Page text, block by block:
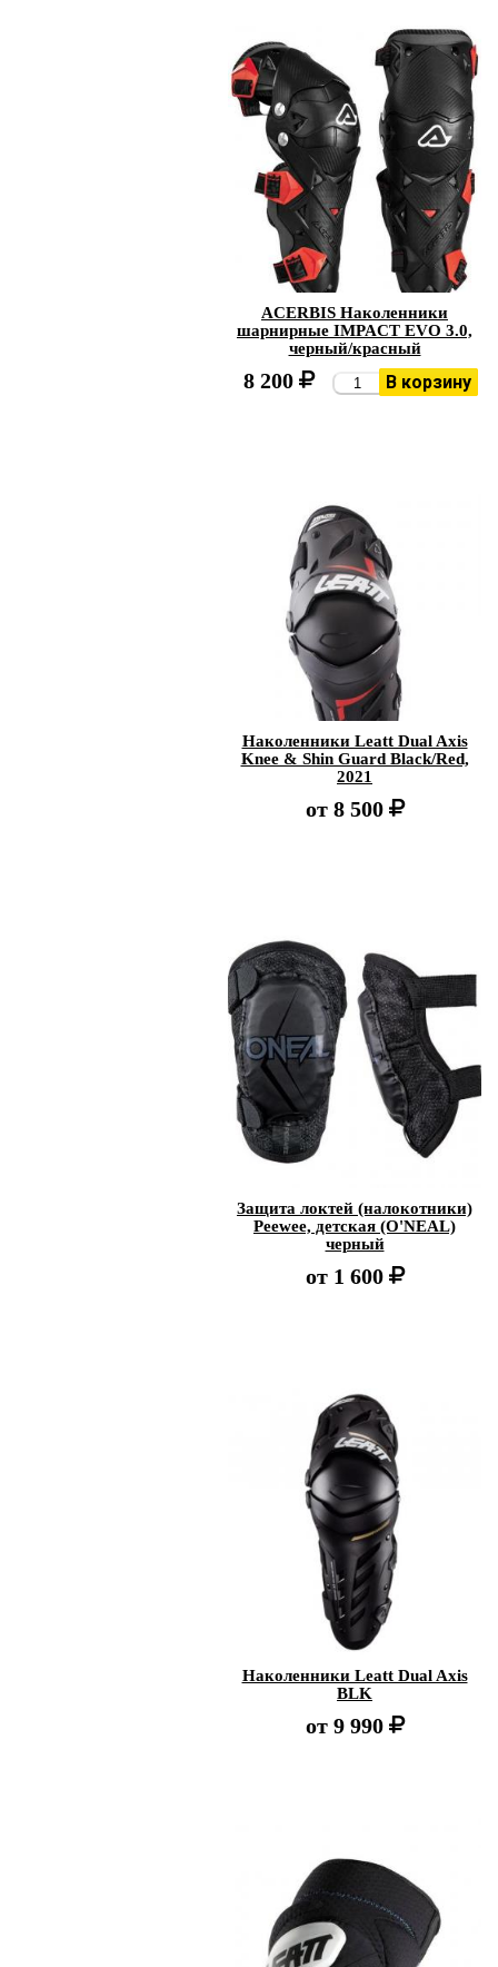
ACERBIS Наколенники
шарнирные IMPACT EVO 3.0,
черный/красный
8 200 В корзину
Наколенники Leatt Dual Axis
Knee & Shin Guard Black/Red,
2021
от 8 500
Защита локтей (налокотники)
Peewee, детская (O'NEAL)
черный
от 1 600
Наколенники Leatt Dual Axis
BLK
от 9 990